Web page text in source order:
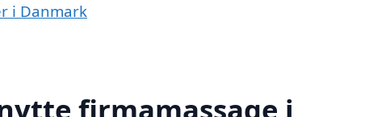
i Danmark
firmamassage i